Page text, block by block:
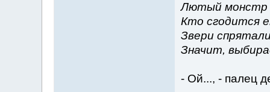
Лютый монстр
Кто сгодится
Звери
Значит,
- Ой..., - палец